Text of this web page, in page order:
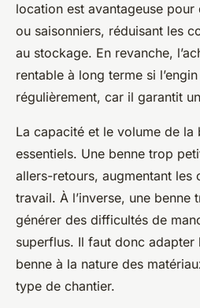
location est avantageuse
ou saisonniers, réduisant les
au stockage. En revanche,
rentable à long terme si
régulièrement, car il garantit
La capacité et le volume de la
essentiels. Une benne trop
allers-retours, augmentant les
travail. À l’inverse, une benne
générer des difficultés de
superflus. Il faut donc adapter
benne à la nature des
type de chantier.